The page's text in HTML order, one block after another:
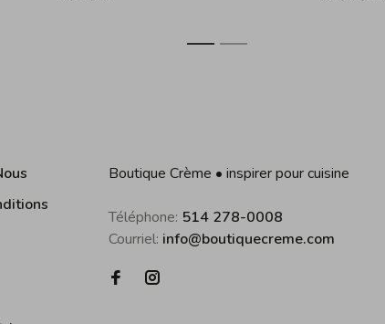
1 2
Boutique Crème • inspirer pour cuisine
Téléphone: 514 278-0008
Courriel: info@boutiquecreme.com